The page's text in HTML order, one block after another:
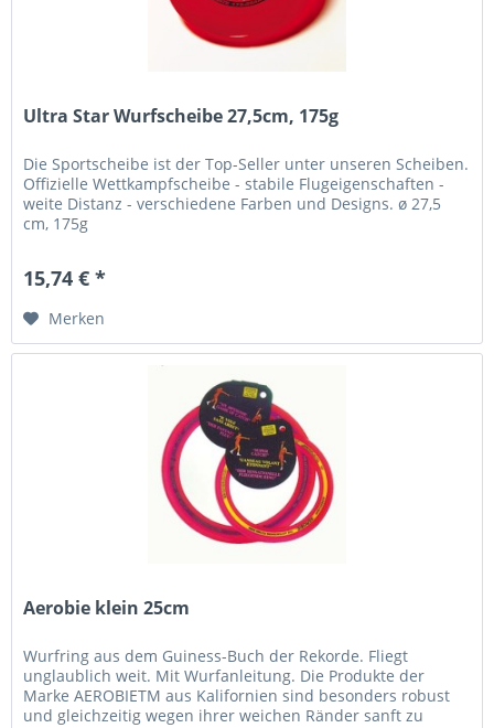
Ultra Star Wurfscheibe 27,5cm, 175g
Die Sportscheibe ist der Top-Seller unter unseren Scheiben.
Offizielle Wettkampfscheibe - stabile Flugeigenschaften -
weite Distanz - verschiedene Farben und Designs. ø 27,5
cm, 175g
15,74 € *
Merken
Aerobie klein 25cm
Wurfring aus dem Guiness-Buch der Rekorde. Fliegt
unglaublich weit. Mit Wurfanleitung. Die Produkte der
Marke AEROBIETM aus Kalifornien sind besonders robust
und gleichzeitig wegen ihrer weichen Ränder sanft zu